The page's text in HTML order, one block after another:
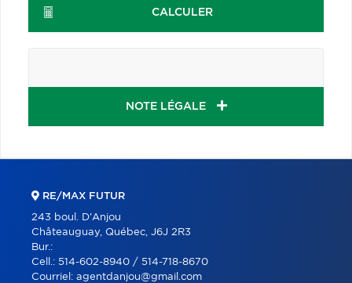
CALCULER
NOTE LÉGALE
RE/MAX FUTUR
243 boul. D'Anjou
Châteauguay, Québec, J6J 2R3
Bur.:
Cell.: 514-602-8940 / 514-718-8670
Courriel: agentdanjou@gmail.com